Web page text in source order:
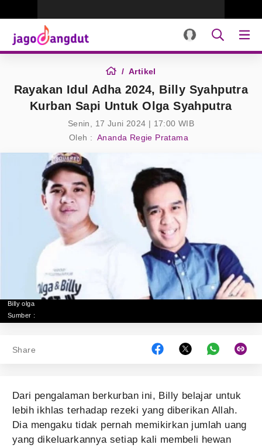
Artikel
Rayakan Idul Adha 2024, Billy Syahputra
Kurban Sapi Untuk Olga Syahputra
Senin, 17 Juni 2024 | 17:00 WIB
Oleh : Ananda Regie Pratama
Billy olga
Sumber :
Share
Dari pengalaman berkurban ini, Billy belajar untuk
lebih ikhlas terhadap rezeki yang diberikan Allah.
Dia mengaku tidak pernah memikirkan jumlah uang
yang dikeluarkannya setiap kali membeli hewan